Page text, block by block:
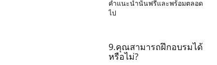
คำแนะนำนั้นฟรีและพร้อมตลอด
ไป
9.คุณสามารถฝึกอบรมได้
หรือไม่?